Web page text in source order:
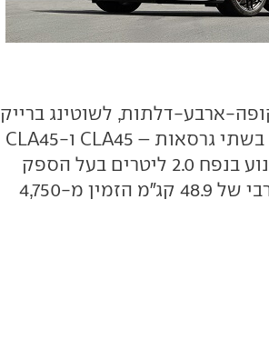
ארבע-דלתות, לשוטינג ברייק
יחידת הנעה זהה והיא תוצע בשתי גרסאות – CLA45 ו-CLA45
S. ל- CLA45שוטינג ברייק מנוע בנפח 2.0 ליטרים בעל הספק
של 387 כ"ס ונתון מומנט מירבי של 48.9 קג"מ הזמין מ-4,750